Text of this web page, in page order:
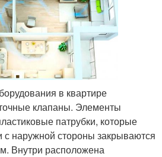
в квартире
клапаны. Элементы
патрубки, которые
с наружной стороны закрываются
Внутри расположена